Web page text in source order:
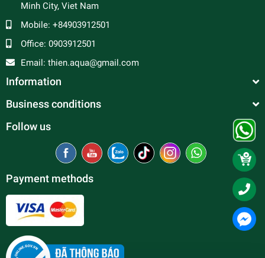
Minh City, Viet Nam
Mobile: +84903912501
Office: 0903912501
Email: thien.aqua@gmail.com
Information
Business conditions
Follow us
Payment methods